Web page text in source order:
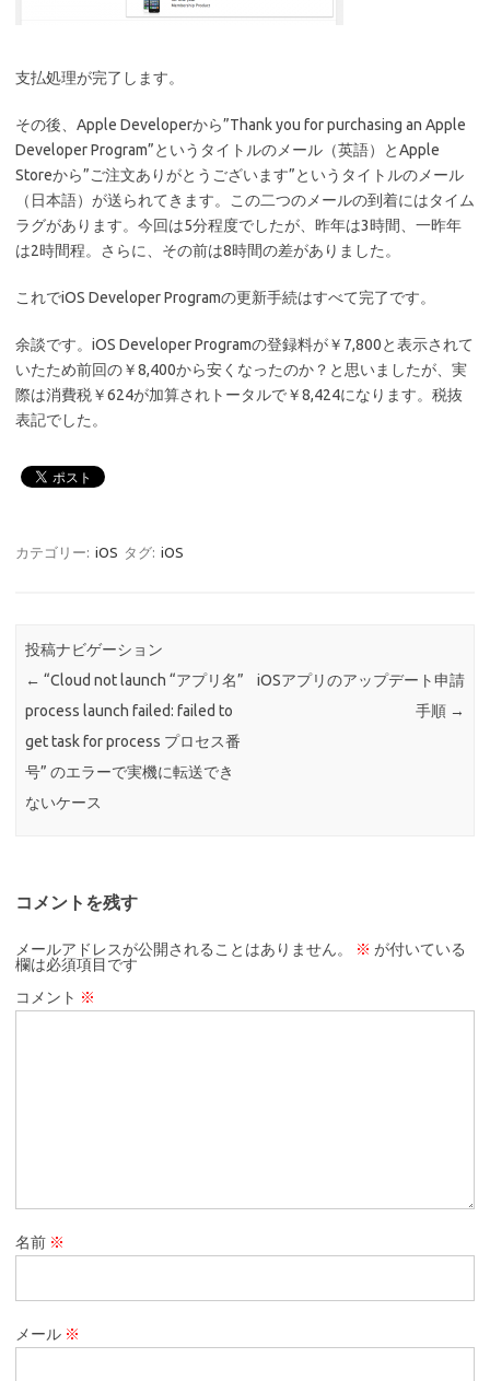
支払処理が完了します。
その後、Apple Developerから”Thank you for purchasing an Apple
Developer Program”というタイトルのメール（英語）とApple
Storeから”ご注文ありがとうございます”というタイトルのメール
（日本語）が送られてきます。この二つのメールの到着にはタイム
ラグがあります。今回は5分程度でしたが、昨年は3時間、一昨年
は2時間程。さらに、その前は8時間の差がありました。
これでiOS Developer Programの更新手続はすべて完了です。
余談です。iOS Developer Programの登録料が￥7,800と表示されて
いたため前回の￥8,400から安くなったのか？と思いましたが、実
際は消費税￥624が加算されトータルで￥8,424になります。税抜
表記でした。
カテゴリー: iOS タグ: iOS
投稿ナビゲーション
← “Cloud not launch “アプリ名”
process launch failed: failed to
get task for process プロセス番
号” のエラーで実機に転送でき
ないケース
iOSアプリのアップデート申請
手順 →
コメントを残す
メールアドレスが公開されることはありません。 ※ が付いている
欄は必須項目です
コメント ※
名前 ※
メール ※